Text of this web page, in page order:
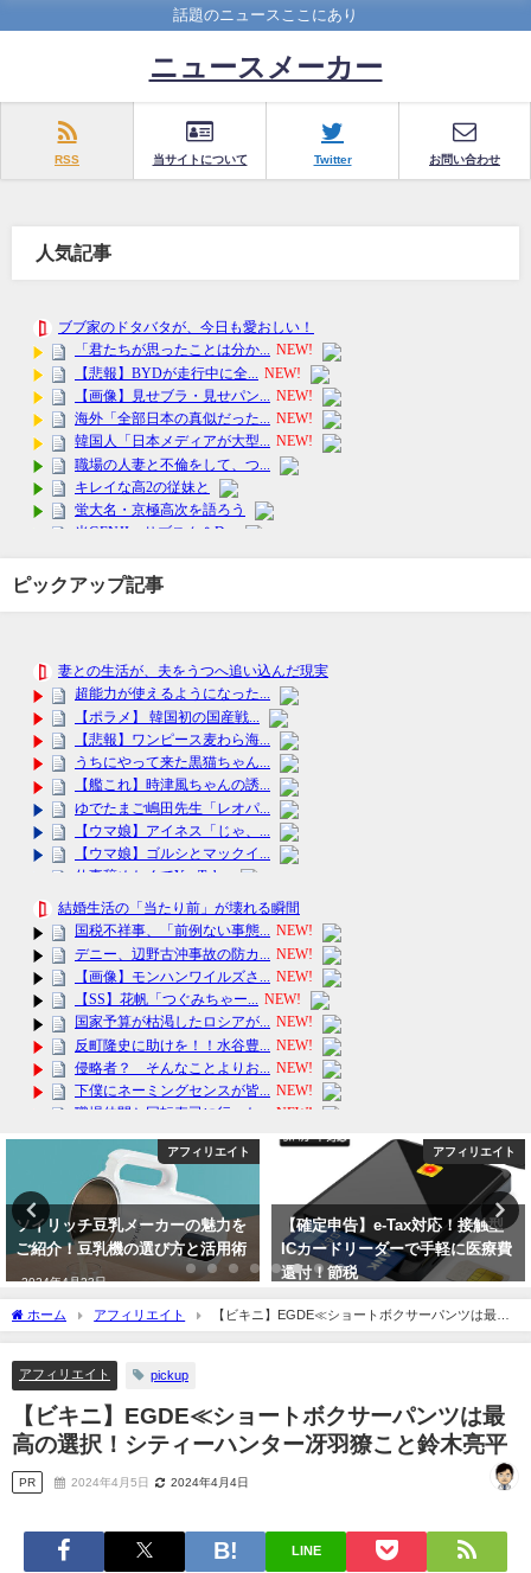
話題のニュースここにあり
ニュースメーカー
RSS 当サイトについて Twitter お問い合わせ
人気記事
ピックアップ記事
力を
用術
アフィリエイト
【確定申告】e-Tax対応！接触型
ICカードリーダーで手軽に医療費
還付！節税
アフィ
【旅行】モバイルバッテリ
適なスマホライフを！
2024年3月26日
ホーム アフィリエイト
【ビキニ】EGDE≪ショートボクサーパンツは最高
の選択！シティーハンター冴羽獠こと鈴木亮平
アフィリエイト pickup
【ビキニ】EGDE≪ショートボクサーパンツは最
高の選択！シティーハンター冴羽獠こと鈴木亮平
PR 2024年4月5日 2024年4月4日
LINE